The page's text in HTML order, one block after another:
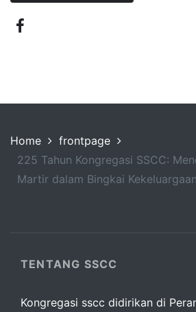
Home
frontpage
225 Tahun Kongregasi SSCC:
Martir dalam Bingkai Kekeluargaan
TENTANG SSCC
Kongregasi sscc didirikan di